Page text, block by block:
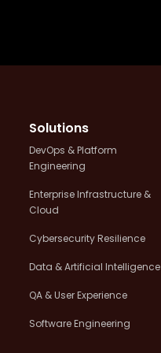
Solutions
DevOps & Platform
Engineering
Enterprise Infrastructure &
Cloud
Cybersecurity Resilience
Data & Artificial Intelligence
QA & User Experience
Software Engineering